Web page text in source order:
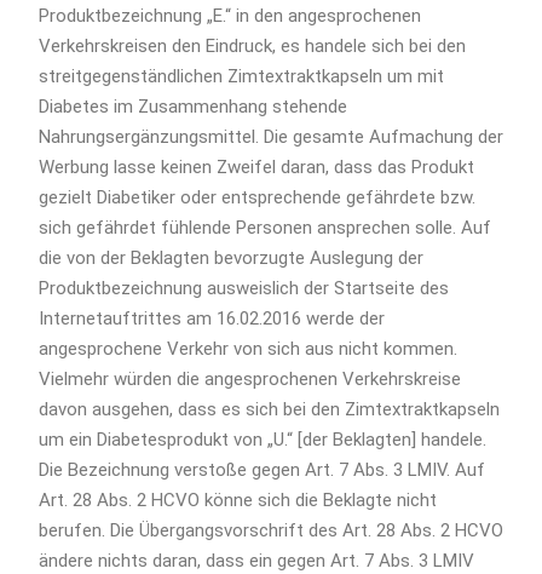
Produktbezeichnung „E.“ in den angesprochenen
Verkehrskreisen den Eindruck, es handele sich bei den
streitgegenständlichen Zimtextraktkapseln um mit
Diabetes im Zusammenhang stehende
Nahrungsergänzungsmittel. Die gesamte Aufmachung der
Werbung lasse keinen Zweifel daran, dass das Produkt
gezielt Diabetiker oder entsprechende gefährdete bzw.
sich gefährdet fühlende Personen ansprechen solle. Auf
die von der Beklagten bevorzugte Auslegung der
Produktbezeichnung ausweislich der Startseite des
Internetauftrittes am 16.02.2016 werde der
angesprochene Verkehr von sich aus nicht kommen.
Vielmehr würden die angesprochenen Verkehrskreise
davon ausgehen, dass es sich bei den Zimtextraktkapseln
um ein Diabetesprodukt von „U.“ [der Beklagten] handele.
Die Bezeichnung verstoße gegen Art. 7 Abs. 3 LMIV. Auf
Art. 28 Abs. 2 HCVO könne sich die Beklagte nicht
berufen. Die Übergangsvorschrift des Art. 28 Abs. 2 HCVO
ändere nichts daran, dass ein gegen Art. 7 Abs. 3 LMIV